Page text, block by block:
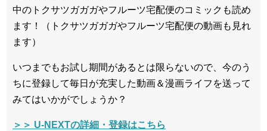
中のトクサツガガガやフルーツ宅配便のコミックも読め
ます！（トクサツガガガやフルーツ宅配便の動画も見れ
ます）
いつまでもお試し期間があるとは限らないので、今のう
ちに登録して毎日が充実した動画＆漫画ライフを送って
みてはいかがでしょうか？
＞＞ U-NEXTの詳細・登録はこちら